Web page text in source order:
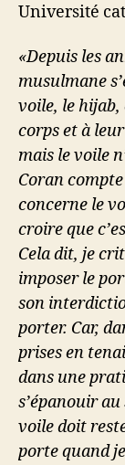
Université
«Depuis les
musulmane
voile, le
corps et à
mais le voile
Coran
concerne le
croire que
Cela dit, je
imposer le
son
porter. Car,
prises en
dans une
s’épanouir
voile doit
porte quand